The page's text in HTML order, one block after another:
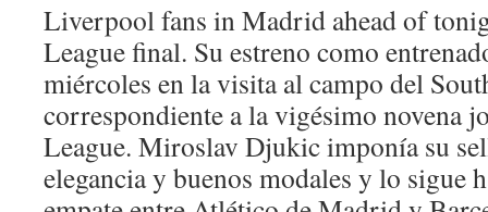
Liverpool fans in Madrid ahead of
League final. Su estreno como
miércoles en la visita al campo del
correspondiente a la vigésimo novena
League. Miroslav Djukic imponía su
elegancia y buenos modales y lo sigue